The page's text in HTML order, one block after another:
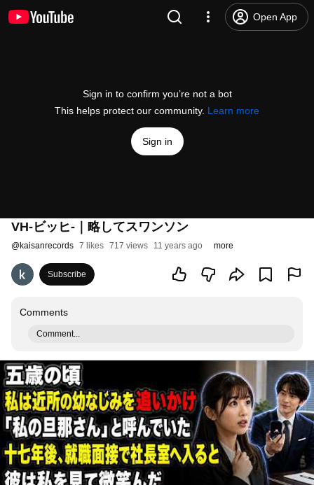
Open App
Sign in to confirm you’re not a bot
This helps protect our community. Learn more
Sign in
VH-ビッヒ-｜略してスワンソン
@kaisanrecords 7 likes 717 views 11 years ago more
Subscribe
Comments
Comment...